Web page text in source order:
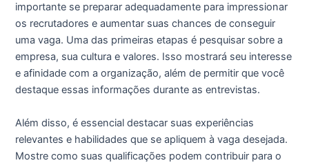
importante se preparar adequadamente para impressionar
os recrutadores e aumentar suas chances de conseguir
uma vaga. Uma das primeiras etapas é pesquisar sobre a
empresa, sua cultura e valores. Isso mostrará seu interesse
e afinidade com a organização, além de permitir que você
destaque essas informações durante as entrevistas.
Além disso, é essencial destacar suas experiências
relevantes e habilidades que se apliquem à vaga desejada.
Mostre como suas qualificações podem contribuir para o